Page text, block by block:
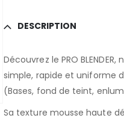
DESCRIPTION
Découvrez le PRO
simple, rapide et uniforme
(Bases, fond de teint,
Sa texture mousse haute